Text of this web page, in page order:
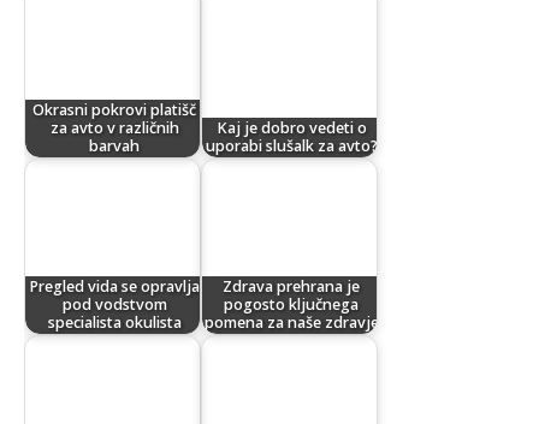
Okrasni pokrovi platišč
za avto v različnih
barvah
Kaj je dobro vedeti o
uporabi slušalk za avto?
Pregled vida se opravlja
pod vodstvom
specialista okulista
Zdrava prehrana je
pogosto ključnega
pomena za naše zdravje